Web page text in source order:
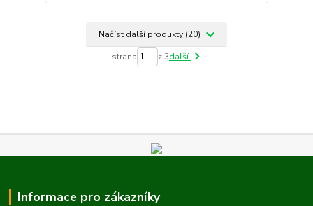
Načíst další produkty (20)
strana z 3další
Informace pro zákazníky